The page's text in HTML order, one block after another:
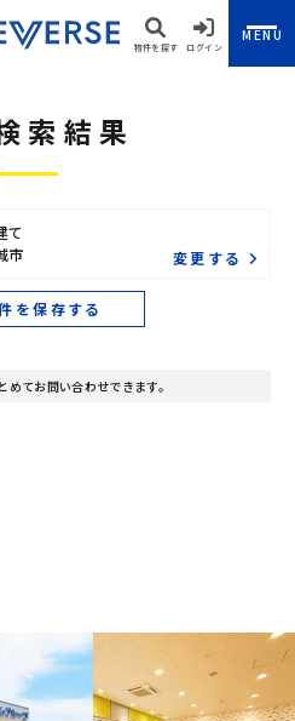
物件を探す ログイン
MENU
索結果
て
市 変更する
を保存する
てお問い合わせできます。